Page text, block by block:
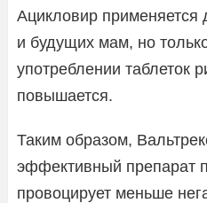
Ацикловир применяется
и будущих мам, но
употреблении таблеток
повышается.
Таким образом,
эффективный препарат
провоцирует меньше